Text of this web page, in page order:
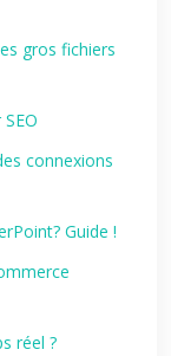
gros fichiers
connexions
Guide !
réel ?